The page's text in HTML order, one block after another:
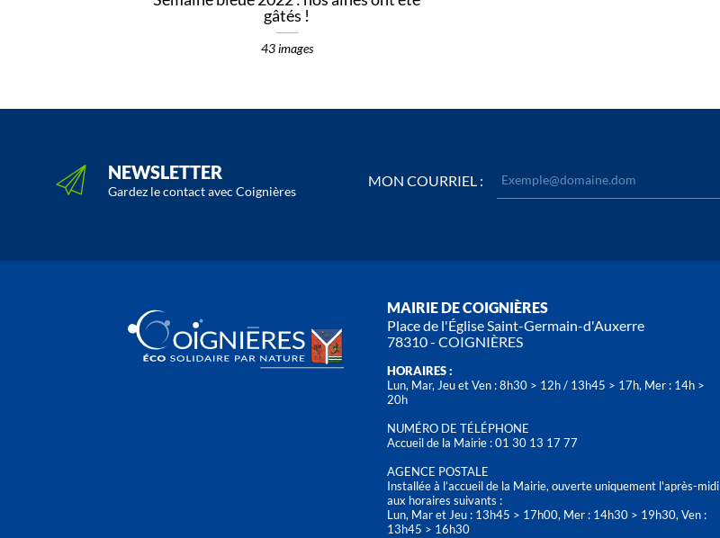
gâtés !
43 images
NEWSLETTER
Gardez le contact avec Coignières
MON COURRIEL :
MAIRIE DE COIGNIÈRES
Place de l'Église Saint-Germain-d'Auxerre
78310 - COIGNIÈRES
HORAIRES :
Lun, Mar, Jeu et Ven : 8h30 > 12h / 13h45 > 17h, Mer : 14h >
20h
NUMÉRO DE TÉLÉPHONE
Accueil de la Mairie : 01 30 13 17 77
AGENCE POSTALE
Installée à l’accueil de la Mairie, ouverte uniquement l'après-midi
aux horaires suivants :
Lun, Mar et Jeu : 13h45 > 17h00, Mer : 14h30 > 19h30, Ven :
13h45 > 16h30